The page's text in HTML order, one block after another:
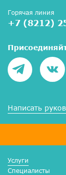
Горячая линия
+7 (8212)
Написать
Услуги
Специалисты